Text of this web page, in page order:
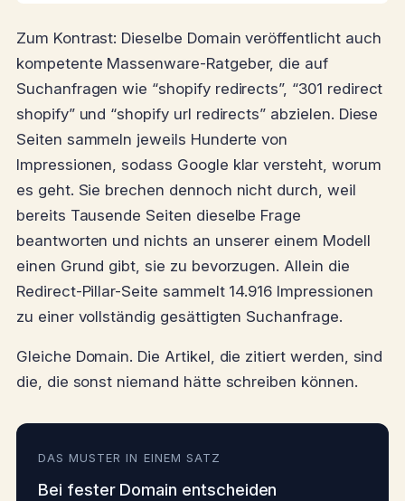
Zum Kontrast: Dieselbe Domain veröffentlicht auch
kompetente Massenware-Ratgeber, die auf
Suchanfragen wie “shopify redirects”, “301 redirect
shopify” und “shopify url redirects” abzielen. Diese
Seiten sammeln jeweils Hunderte von
Impressionen, sodass Google klar versteht, worum
es geht. Sie brechen dennoch nicht durch, weil
bereits Tausende Seiten dieselbe Frage
beantworten und nichts an unserer einem Modell
einen Grund gibt, sie zu bevorzugen. Allein die
Redirect-Pillar-Seite sammelt 14.916 Impressionen
zu einer vollständig gesättigten Suchanfrage.
Gleiche Domain. Die Artikel, die zitiert werden, sind
die, die sonst niemand hätte schreiben können.
DAS MUSTER IN EINEM SATZ
Bei fester Domain entscheiden